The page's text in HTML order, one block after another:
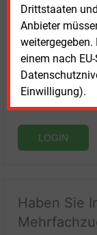
Drittstaaten
Anbieter
weitergegeben.
einem nach
Einwilligung).
LOGIN
Haben Sie